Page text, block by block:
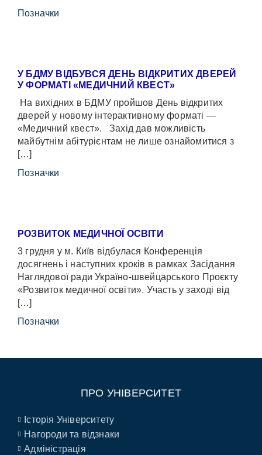
Позначки
У БДМУ ВІДБУВСЯ ДЕНЬ ВІДКРИТИХ ДВЕРЕЙ
У ФОРМАТІ «МЕДИЧНИЙ КВЕСТ»
На вихідних в БДМУ пройшов День відкритих
дверей у новому інтерактивному форматі —
«Медичний квест». Захід дав можливість
майбутнім абітурієнтам не лише ознайомитися з
[…]
Позначки
РОЗВИТОК МЕДИЧНОЇ ОСВІТИ
3 грудня у м. Київ відбулася Конференція
досягнень і наступних кроків в рамках Засідання
Наглядової ради Україно-швейцарського Проєкту
«Розвиток медичної освіти». Участь у заході від
[…]
Позначки
ПРО УНІВЕРСИТЕТ
Історія Університету
Нагороди та відзнаки
Адміністрація